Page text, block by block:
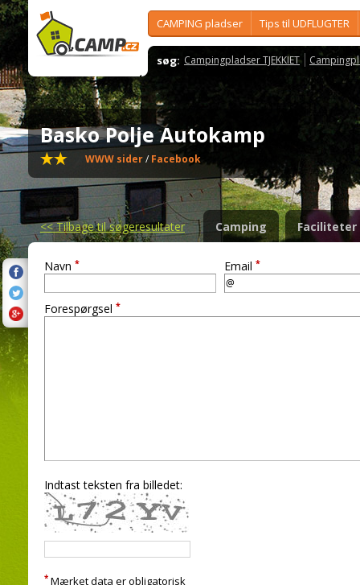
CAMPING pladser Tips til UDFLUGTER
søg: Campingpladser TJEKKIET
Basko Polje Autokamp
WWW sider/Facebook
<<Tilbage til søgeresultater Camping Faciliteter
Navn * Email *
Forespørgsel *
Indtast teksten fra billedet:
* Mærket data er obligatorisk